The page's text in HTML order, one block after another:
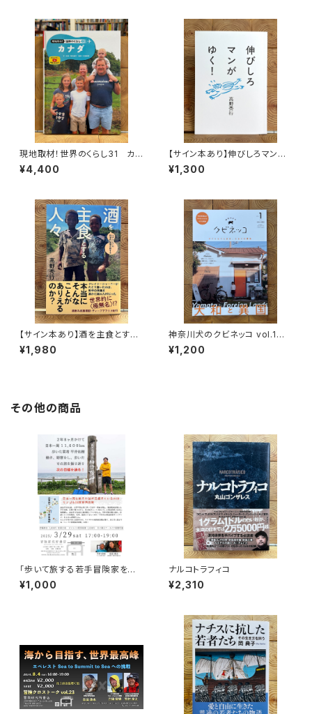
現地取材！世界のくらし31 カナ
ダ
¥4,400
【サイン本あり】伸びしろマンが
ゆく！
¥1,300
【サイン本あり】酒を主食とする
人々 エチオピアの科学的秘境
を旅する
¥1,980
神奈川犬のクビネッコ vol.1
特集：大和と異国
¥1,200
その他の商品
「歩いて旅する若手冒険家を青
田買い！平井佑樹 × 荻田泰永」
録画視聴権
¥1,000
ナルコトラフィコ
¥2,310